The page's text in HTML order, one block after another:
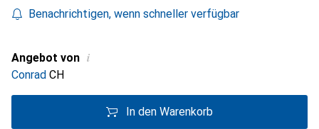
Benachrichtigen, wenn schneller verfügbar
Angebot von i
Conrad CH
In den Warenkorb